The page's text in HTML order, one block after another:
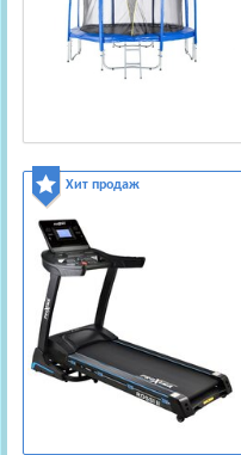
Хит продаж